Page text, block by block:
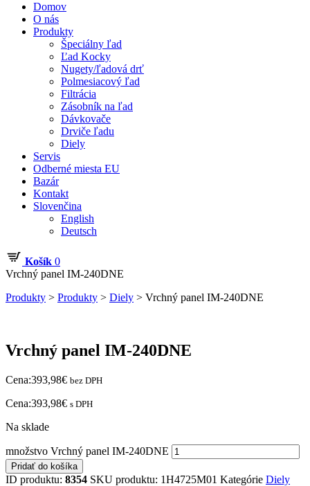
Domov
O nás
Produkty
Špeciálny ľad
Ľad Kocky
Nugety/ľadová drť
Polmesiacový ľad
Filtrácia
Zásobník na ľad
Dávkovače
Drviče ľadu
Diely
Servis
Odberné miesta EU
Bazár
Kontakt
Slovenčina
English
Deutsch
Košík 0
Vrchný panel IM-240DNE
Produkty > Produkty > Diely > Vrchný panel IM-240DNE
Vrchný panel IM-240DNE
Cena:393,98€ bez DPH
Cena:393,98€ s DPH
Na sklade
množstvo Vrchný panel IM-240DNE
Pridať do košíka
ID produktu: 8354 SKU produktu: 1H4725M01 Kategórie Diely